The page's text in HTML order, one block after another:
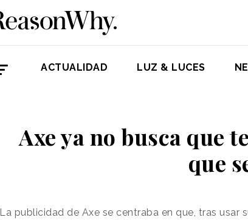
ACTUALIDAD LUZ & LUCES
Axe ya no busca que
que
La publicidad de Axe se centraba en que, tras